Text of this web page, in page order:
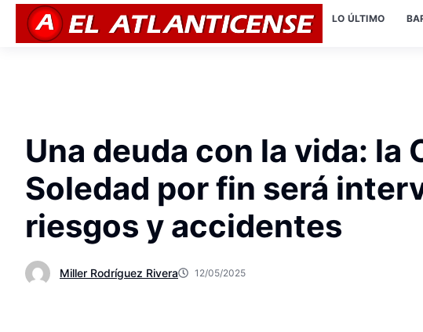
LO ÚLTIMO
Una deuda con la vida: la
Soledad por fin será
riesgos y accidentes
Miller Rodríguez Rivera 12/05/2025